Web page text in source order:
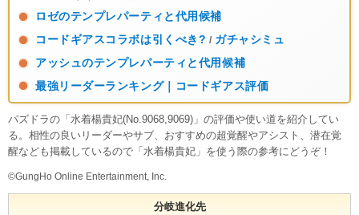
ロゼのテンプレパーティと代用候補
コードギアスコラボは引くべき? / ガチャシミュ
アッシュのテンプレパーティと代用候補
最強リーダーランキング｜コードギアス評価
パズドラの「水着楊貴妃(No.9068,9069)」の評価や使い道を紹介してい
る。相性の良いリーダーやサブ、おすすめの超覚醒やアシスト、潜在覚
醒なども掲載しているので「水着楊貴妃」を使う際の参考にどうぞ！
©GungHo Online Entertainment, Inc.
分岐進化先